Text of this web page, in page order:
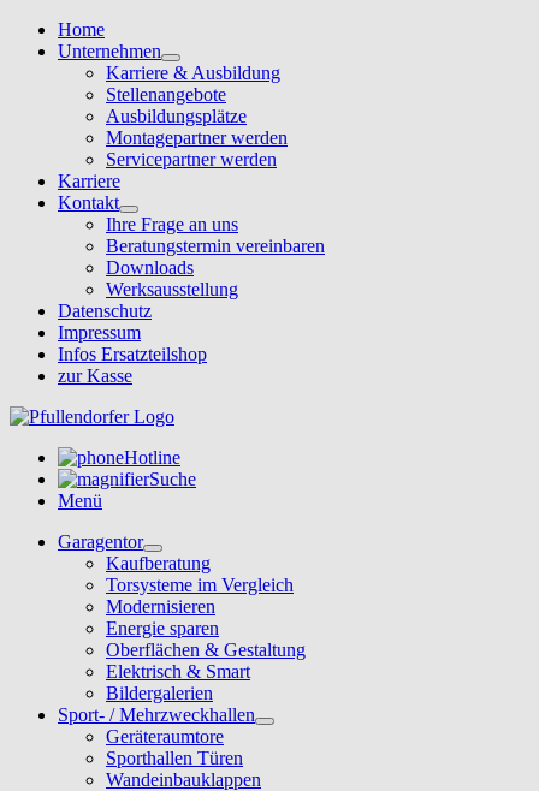
Home
Unternehmen
Karriere & Ausbildung
Stellenangebote
Ausbildungsplätze
Montagepartner werden
Servicepartner werden
Karriere
Kontakt
Ihre Frage an uns
Beratungstermin vereinbaren
Downloads
Werksausstellung
Datenschutz
Impressum
Infos Ersatzteilshop
zur Kasse
Hotline
Suche
Menü
Garagentor
Kaufberatung
Torsysteme im Vergleich
Modernisieren
Energie sparen
Oberflächen & Gestaltung
Elektrisch & Smart
Bildergalerien
Sport- / Mehrzweckhallen
Geräteraumtore
Sporthallen Türen
Wandeinbauklappen